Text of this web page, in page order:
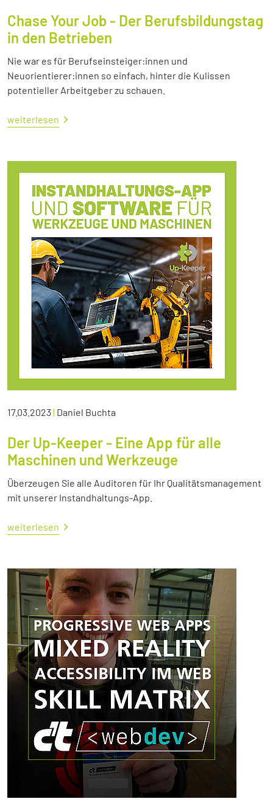
Chase Your Job - Der Berufsbildungstag
in den Betrieben
Nie war es für Berufseinsteiger:innen und
Neuorientierer:innen so einfach, hinter die Kulissen
potentieller Arbeitgeber zu schauen.
weiterlesen
17.03.2023| Daniel Buchta
Der Up-Keeper - Eine App für alle
Maschinen und Werkzeuge
Überzeugen Sie alle Auditoren für Ihr Qualitätsmanagement
mit unserer Instandhaltungs-App.
weiterlesen